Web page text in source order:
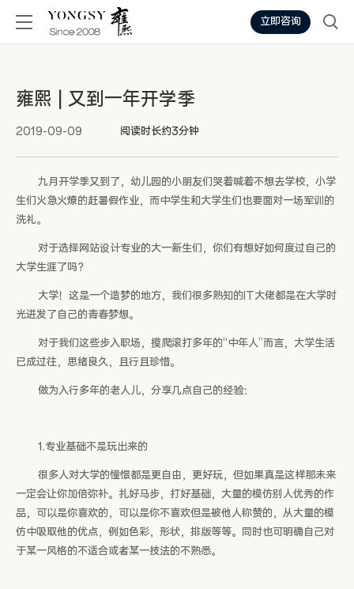
立即咨询
雍熙 | 又到一年开学季
2019-09-09 阅读时长约3分钟
九月开学季又到了，幼儿园的小朋友们哭着喊着不想去学校，小学
生们火急火燎的赶暑假作业，而中学生和大学生们也要面对一场军训的
洗礼。
对于选择网站设计专业的大一新生们，你们有想好如何度过自己的
大学生涯了吗？
大学！这是一个造梦的地方，我们很多熟知的IT大佬都是在大学时
光迸发了自己的青春梦想。
对于我们这些步入职场，摸爬滚打多年的“中年人”而言，大学生活
已成过往，思绪良久，且行且珍惜。
做为入行多年的老人儿，分享几点自己的经验：
1.专业基础不是玩出来的
很多人对大学的憧憬都是更自由，更好玩，但如果真是这样那未来
一定会让你加倍弥补。扎好马步，打好基础，大量的模仿别人优秀的作
品，可以是你喜欢的，可以是你不喜欢但是被他人称赞的，从大量的模
仿中吸取他的优点，例如色彩，形状，排版等等。同时也可明确自己对
于某一风格的不适合或者某一技法的不熟悉。